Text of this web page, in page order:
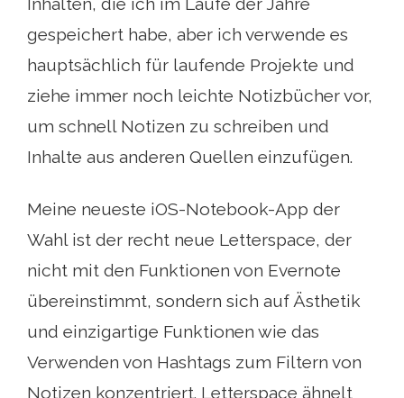
gespeichert habe, aber ich verwende es
hauptsächlich für laufende Projekte und
ziehe immer noch leichte Notizbücher vor,
um schnell Notizen zu schreiben und
Inhalte aus anderen Quellen einzufügen.
Meine neueste iOS-Notebook-App der
Wahl ist der recht neue Letterspace, der
nicht mit den Funktionen von Evernote
übereinstimmt, sondern sich auf Ästhetik
und einzigartige Funktionen wie das
Verwenden von Hashtags zum Filtern von
Notizen konzentriert. Letterspace ähnelt